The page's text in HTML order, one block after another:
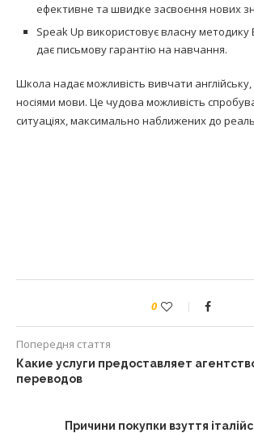
ефективне та швидке засвоєння нових
Speak Up використовує власну методику
дає письмову гарантію на навчання.
Школа надає можливість вивчати
носіями мови. Це чудова можливість
ситуаціях, максимально наближених до
0
Попередня стаття
Какие услуги предоставляет
переводов
Причини покупки взуття